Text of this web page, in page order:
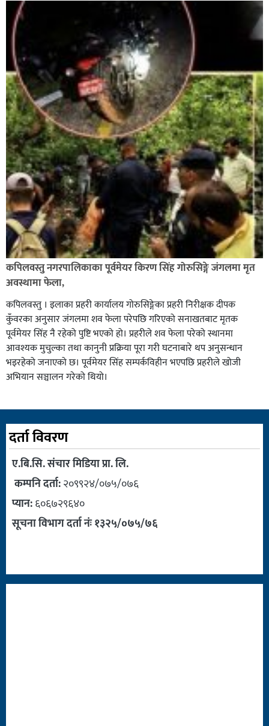
कपिलवस्तु नगरपालिकाका पूर्वमेयर किरण सिंह गोरुसिङ्गे जंगलमा मृत
अवस्थामा फेला,
कपिलवस्तु । इलाका प्रहरी कार्यालय गोरुसिङ्गेका प्रहरी निरीक्षक दीपक
कुँवरका अनुसार जंगलमा शव फेला परेपछि गरिएको सनाखतबाट मृतक
पूर्वमेयर सिंह नै रहेको पुष्टि भएको हो। प्रहरीले शव फेला परेको स्थानमा
आवश्यक मुचुल्का तथा कानुनी प्रक्रिया पूरा गरी घटनाबारे थप अनुसन्धान
भइरहेको जनाएको छ। पूर्वमेयर सिंह सम्पर्कविहीन भएपछि प्रहरीले खोजी
अभियान सञ्चालन गरेको थियो।
दर्ता विवरण
ए.बि.सि. संचार मिडिया प्रा. लि.
कम्पनि दर्ता:२०९९२४/०७५/०७६
प्यान:६०६७२९६४०
सूचना विभाग दर्ता नंः १३२५/०७५/७६